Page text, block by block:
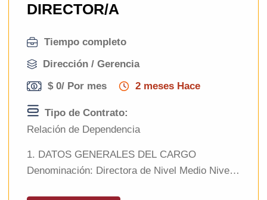
DIRECTOR/A
Tiempo completo
Dirección / Gerencia
$ 0/ Por mes 2 meses Hace
Tipo de Contrato:
Relación de Dependencia
1. DATOS GENERALES DEL CARGO
Denominación: Directora de Nivel Medio Nivel